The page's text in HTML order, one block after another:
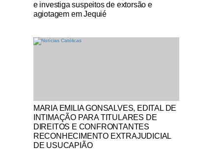
e investiga suspeitos de extorsão e
agiotagem em Jequié
Notícias Católicas
MARIA EMILIA GONSALVES, EDITAL DE
INTIMAÇÃO PARA TITULARES DE
DIREITOS E CONFRONTANTES
RECONHECIMENTO EXTRAJUDICIAL
DE USUCAPIÃO